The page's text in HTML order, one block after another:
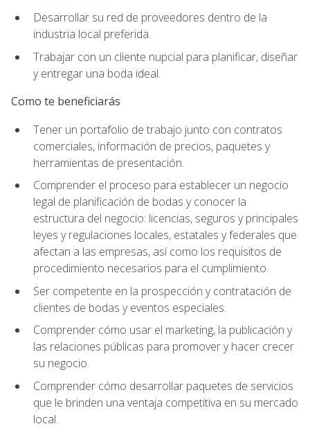
Desarrollar su red de proveedores dentro de la
industria local preferida.
Trabajar con un cliente nupcial para planificar, diseñar
y entregar una boda ideal.
Como te beneficiarás
Tener un portafolio de trabajo junto con contratos
comerciales, información de precios, paquetes y
herramientas de presentación.
Comprender el proceso para establecer un negocio
legal de planificación de bodas y conocer la
estructura del negocio: licencias, seguros y principales
leyes y regulaciones locales, estatales y federales que
afectan a las empresas, así como los requisitos de
procedimiento necesarios para el cumplimiento.
Ser competente en la prospección y contratación de
clientes de bodas y eventos especiales.
Comprender cómo usar el marketing, la publicación y
las relaciones públicas para promover y hacer crecer
su negocio.
Comprender cómo desarrollar paquetes de servicios
que le brinden una ventaja competitiva en su mercado
local.